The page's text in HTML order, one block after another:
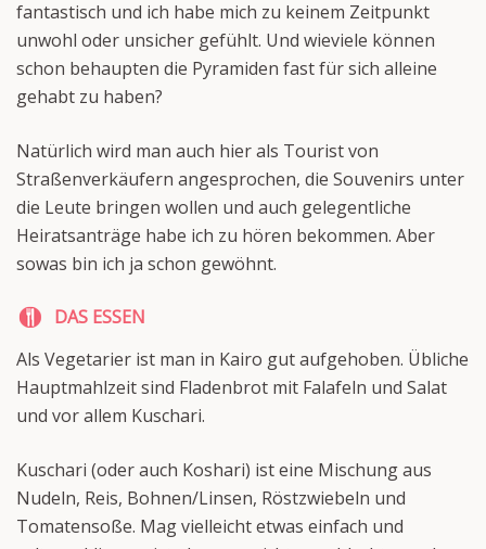
fantastisch und ich habe mich zu keinem Zeitpunkt
unwohl oder unsicher gefühlt. Und wieviele können
schon behaupten die Pyramiden fast für sich alleine
gehabt zu haben?
Natürlich wird man auch hier als Tourist von
Straßenverkäufern angesprochen, die Souvenirs unter
die Leute bringen wollen und auch gelegentliche
Heiratsanträge habe ich zu hören bekommen. Aber
sowas bin ich ja schon gewöhnt.
DAS ESSEN
Als Vegetarier ist man in Kairo gut aufgehoben. Übliche
Hauptmahlzeit sind Fladenbrot mit Falafeln und Salat
und vor allem Kuschari.
Kuschari (oder auch Koshari) ist eine Mischung aus
Nudeln, Reis, Bohnen/Linsen, Röstzwiebeln und
Tomatensoße. Mag vielleicht etwas einfach und